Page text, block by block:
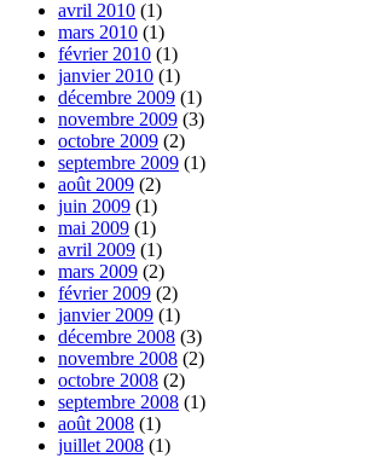
avril 2010 (1)
mars 2010 (1)
février 2010 (1)
janvier 2010 (1)
décembre 2009 (1)
novembre 2009 (3)
octobre 2009 (2)
septembre 2009 (1)
août 2009 (2)
juin 2009 (1)
mai 2009 (1)
avril 2009 (1)
mars 2009 (2)
février 2009 (2)
janvier 2009 (1)
décembre 2008 (3)
novembre 2008 (2)
octobre 2008 (2)
septembre 2008 (1)
août 2008 (1)
juillet 2008 (1)